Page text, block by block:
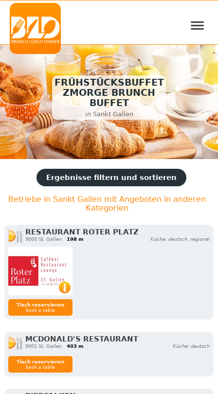
≡
FRÜHSTÜCKSBUFFET
ZMORGE BRUNCH
BUFFET
in Sankt Gallen
Ergebnisse filtern und sortieren
Betriebe in Sankt Gallen mit Angeboten in anderen
Kategorien
RESTAURANT ROTER PLATZ
9000 St. Gallen 198 m Küche: deutsch, regional
Tisch reservieren
book a table
MCDONALD'S RESTAURANT
9001 St. Gallen 403 m Küche: deutsch
Tisch reservieren
book a table